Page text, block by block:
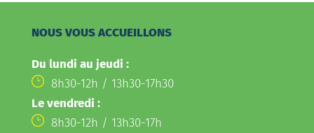
NOUS VOUS ACCUEILLONS
Du lundi au jeudi :
8h30-12h / 13h30-17h30
Le vendredi :
8h30-12h / 13h30-17h